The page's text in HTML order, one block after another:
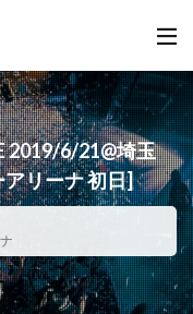
2019/6/21@埼玉
リーナ 初日]